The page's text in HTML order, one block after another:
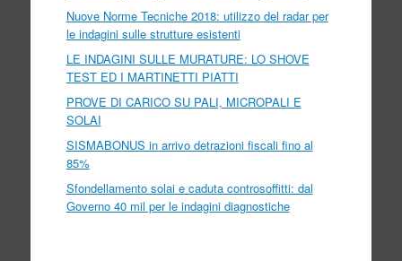
Nuove Norme Tecniche 2018: utilizzo del radar per
le indagini sulle strutture esistenti
LE INDAGINI SULLE MURATURE: LO SHOVE
TEST ED I MARTINETTI PIATTI
PROVE DI CARICO SU PALI, MICROPALI E
SOLAI
SISMABONUS in arrivo detrazioni fiscali fino al
85%
Sfondellamento solai e caduta controsoffitti: dal
Governo 40 mil per le indagini diagnostiche